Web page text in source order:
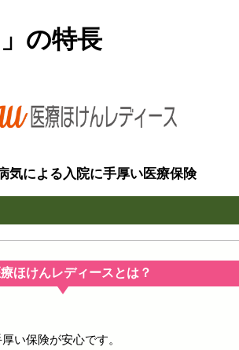
の特長
気による入院に手厚い医療保険
ほけんレディースとは？
い保険が安心です。